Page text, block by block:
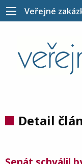
Veřejné
Detail